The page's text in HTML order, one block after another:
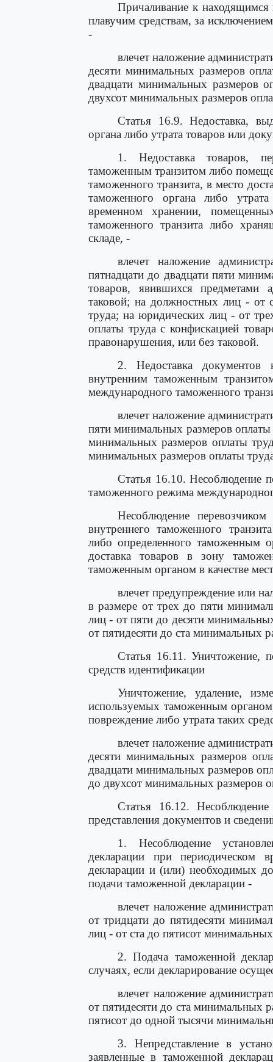
Причаливание к
плавучим средствам, за
-
влечет наложение
десяти минимальных размеров
двадцати минимальных размеров
двухсот минимальных размеров
Статья 16.9. Недоставка,
органа либо утрата товаров или
1. Недоставка товаров,
таможенным транзитом либо
таможенного транзита, в место
таможенного органа либо
временном хранении,
таможенного транзита либо
складе, -
влечет наложение
пятнадцати до двадцати пяти
товаров, явившихся предметами
таковой; на должностных лиц - от
труда; на юридических лиц - от
оплаты труда с конфискацией
правонарушения, или без таковой.
2. Недоставка документов
внутренним таможенным
международного таможенного
влечет наложение
пяти минимальных размеров
минимальных размеров оплаты
минимальных размеров оплаты
Статья 16.10. Несоблюдение
таможенного режима
Несоблюдение
внутреннего таможенного
либо определенного таможенным
доставка товаров в зону
таможенным органом в качестве
влечет предупреждение или
в размере от трех до пяти
лиц - от пяти до десяти
от пятидесяти до ста минимальных
Статья 16.11. Уничтожение,
средств идентификации
Уничтожение, удаление,
используемых таможенным
повреждение либо утрата таких
влечет наложение
десяти минимальных размеров
двадцати минимальных размеров
до двухсот минимальных размеров
Статья 16.12.
представления документов и
1. Несоблюдение
декларации при периодическом
декларации и (или) необходимых
подачи таможенной декларации -
влечет наложение
от тридцати до пятидесяти
лиц - от ста до пятисот
2. Подача таможенной
случаях, если декларирование
влечет наложение
от пятидесяти до ста минимальных
пятисот до одной тысячи
3. Непредставление в
заявленные в таможенной